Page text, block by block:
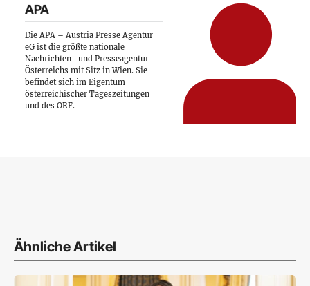
APA
Die APA – Austria Presse Agentur
eG ist die größte nationale
Nachrichten- und Presseagentur
Österreichs mit Sitz in Wien. Sie
befindet sich im Eigentum
österreichischer Tageszeitungen
und des ORF.
Ähnliche Artikel